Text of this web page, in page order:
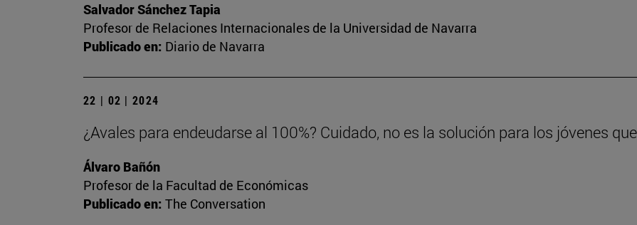
Salvador Sánchez Tapia
Profesor de Relaciones Internacionales de la Universidad de Navarra
Publicado en: Diario de Navarra
22 | 02 | 2024
¿Avales para endeudarse al 100%? Cuidado, no es la solución para los jóvenes
Álvaro Bañón
Profesor de la Facultad de Económicas
Publicado en: The Conversation